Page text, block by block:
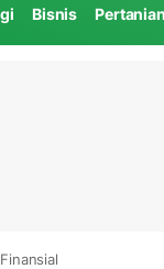
Bisnis Pertanian
Finansial